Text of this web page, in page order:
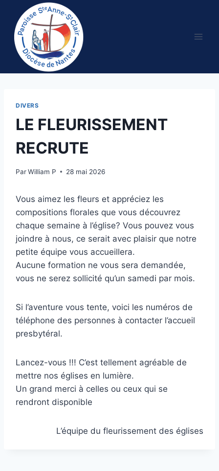
contenu
DIVERS
LE FLEURISSEMENT
RECRUTE
ParWilliam P 28 mai 2026
Vous aimez les fleurs et appréciez les
compositions florales que vous découvrez
chaque semaine à l’église? Vous pouvez vous
joindre à nous, ce serait avec plaisir que notre
petite équipe vous accueillera.
Aucune formation ne vous sera demandée,
vous ne serez sollicité qu’un samedi par mois.
Si l’aventure vous tente, voici les numéros de
téléphone des personnes à contacter l’accueil
presbytéral.
Lancez-vous !!! C’est tellement agréable de
mettre nos églises en lumière.
Un grand merci à celles ou ceux qui se
rendront disponible
L’équipe du fleurissement des églises